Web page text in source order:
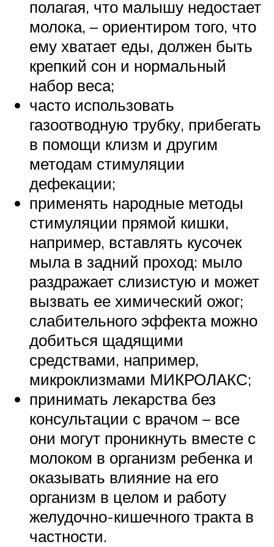
полагая, что малышу недостает
молока, – ориентиром того, что
ему хватает еды, должен быть
крепкий сон и нормальный
набор веса;
часто использовать
газоотводную трубку, прибегать
в помощи клизм и другим
методам стимуляции
дефекации;
применять народные методы
стимуляции прямой кишки,
например, вставлять кусочек
мыла в задний проход: мыло
раздражает слизистую и может
вызвать ее химический ожог;
слабительного эффекта можно
добиться щадящими
средствами, например,
микроклизмами МИКРОЛАКС;
принимать лекарства без
консультации с врачом – все
они могут проникнуть вместе с
молоком в организм ребенка и
оказывать влияние на его
организм в целом и работу
желудочно-кишечного тракта в
частности.